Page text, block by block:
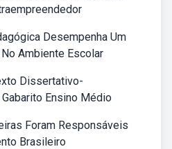
Desempenha Um
Ambiente Escolar
Dissertativo-
Ensino Médio
Foram Responsáveis
Brasileiro